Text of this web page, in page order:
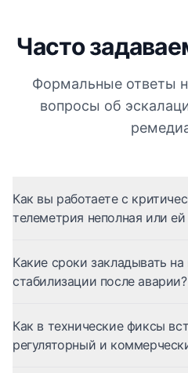
Часто
Формальные ответы
вопросы об
Как вы работаете с
телеметрия неполная или ей
Какие сроки закладывать
стабилизации после аварии?
Как в технические фиксы
регуляторный и